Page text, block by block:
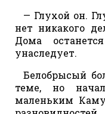
— Глухой он.
нет никакого
Дома
унаследует.
Белобрысый
теме, но
маленьким